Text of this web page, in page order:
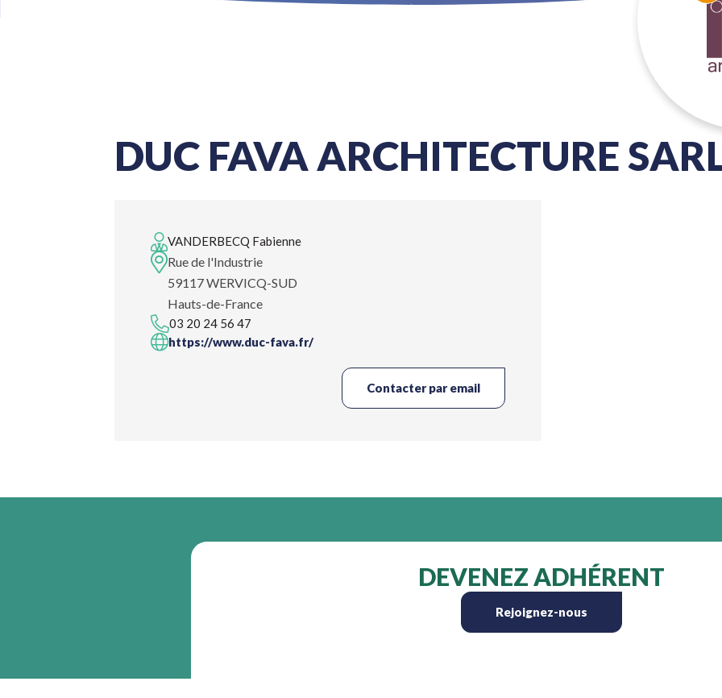
DUC FAVA ARCHITECTURE
VANDERBECQ Fabienne
Rue de l'Industrie
59117 WERVICQ-SUD
Hauts-de-France
03 20 24 56 47
https://www.duc-fava.fr/
Contacter par email
DEVENEZ ADHÉRENT
Rejoignez-nous